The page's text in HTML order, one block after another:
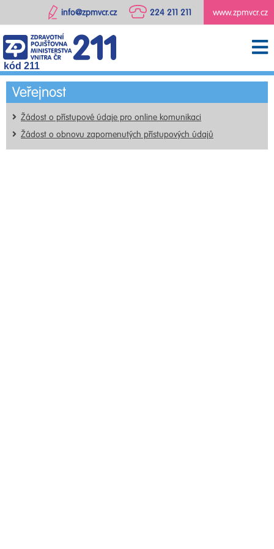
www.zpmvcr.cz
224 211 211
info@zpmvcr.cz
kód 211
Veřejnost
Žádost o přístupové údaje pro online komunikaci
Žádost o obnovu zapomenutých přístupových údajů